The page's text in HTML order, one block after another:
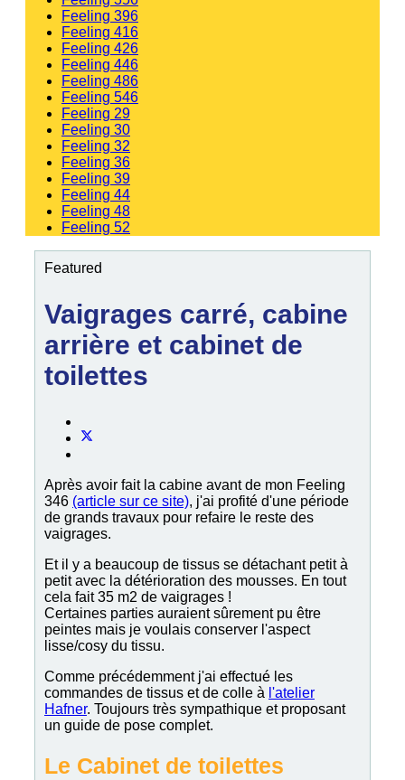
Feeling 396
Feeling 416
Feeling 426
Feeling 446
Feeling 486
Feeling 546
Feeling 29
Feeling 30
Feeling 32
Feeling 36
Feeling 39
Feeling 44
Feeling 48
Feeling 52
Featured
Vaigrages carré, cabine
arrière et cabinet de
toilettes
Après avoir fait la cabine avant de mon Feeling
346 (article sur ce site), j'ai profité d'une période
de grands travaux pour refaire le reste des
vaigrages.
Et il y a beaucoup de tissus se détachant petit à
petit avec la détérioration des mousses. En tout
cela fait 35 m2 de vaigrages !
Certaines parties auraient sûrement pu être
peintes mais je voulais conserver l'aspect
lisse/cosy du tissu.
Comme précédemment j'ai effectué les
commandes de tissus et de colle à l'atelier
Hafner. Toujours très sympathique et proposant
un guide de pose complet.
Le Cabinet de toilettes